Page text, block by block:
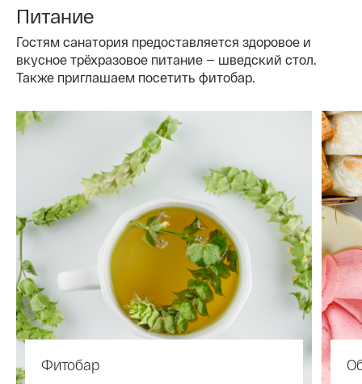
Питание
Гостям санатория предоставляется здоровое и
вкусное трёхразовое питание — шведский стол.
Также приглашаем посетить фитобар.
Фитобар